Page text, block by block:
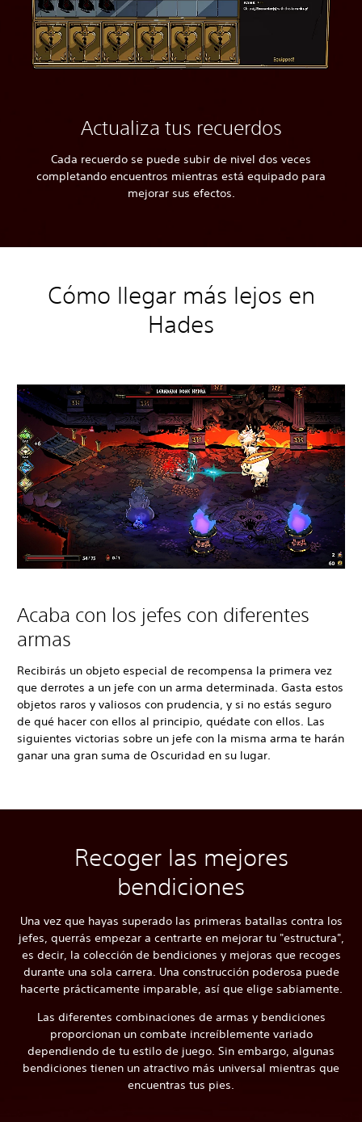
Actualiza tus recuerdos
Cada recuerdo se puede subir de nivel dos veces
completando encuentros mientras está equipado para
mejorar sus efectos.
Cómo llegar más lejos en
Hades
Acaba con los jefes con diferentes
armas
Recibirás un objeto especial de recompensa la primera vez
que derrotes a un jefe con un arma determinada. Gasta estos
objetos raros y valiosos con prudencia, y si no estás seguro
de qué hacer con ellos al principio, quédate con ellos. Las
siguientes victorias sobre un jefe con la misma arma te harán
ganar una gran suma de Oscuridad en su lugar.
Recoger las mejores
bendiciones
Una vez que hayas superado las primeras batallas contra los
jefes, querrás empezar a centrarte en mejorar tu "estructura",
es decir, la colección de bendiciones y mejoras que recoges
durante una sola carrera. Una construcción poderosa puede
hacerte prácticamente imparable, así que elige sabiamente.
Las diferentes combinaciones de armas y bendiciones
proporcionan un combate increíblemente variado
dependiendo de tu estilo de juego. Sin embargo, algunas
bendiciones tienen un atractivo más universal mientras que
encuentras tus pies.